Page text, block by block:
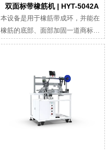
双面标带橡筋机 | HYT-5042A
本设备是用于橡筋带成环，并能在
橡筋的底部、面部加固一道商标带
的全自动设备，无需人手参与，节